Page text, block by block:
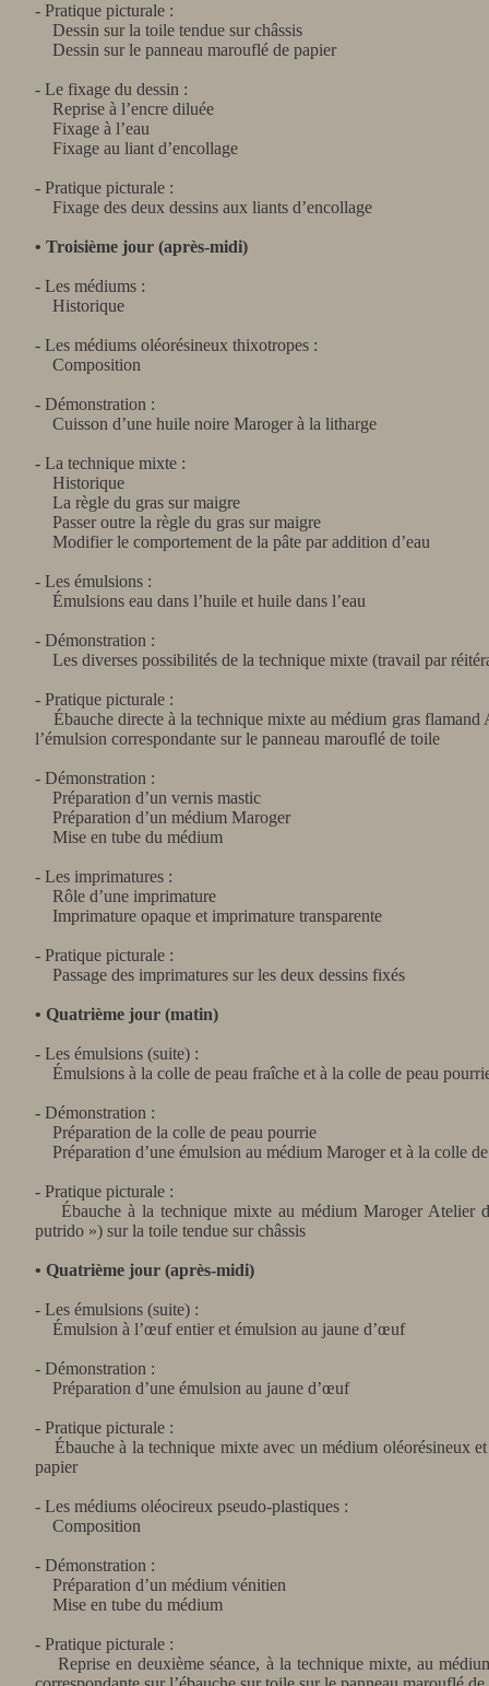
- Pratique picturale :
Dessin sur la toile tendue sur châssis
Dessin sur le panneau marouflé de papier
- Le fixage du dessin :
Reprise à l’encre diluée
Fixage à l’eau
Fixage au liant d’encollage
- Pratique picturale :
Fixage des deux dessins aux liants d’encollage
• Troisième jour (après-midi)
- Les médiums :
Historique
- Les médiums oléorésineux thixotropes :
Composition
- Démonstration :
Cuisson d’une huile noire Maroger à la litharge
- La technique mixte :
Historique
La règle du gras sur maigre
Passer outre la règle du gras sur maigre
Modifier le comportement de la pâte par addition d’eau
- Les émulsions :
Émulsions eau dans l’huile et huile dans l’eau
- Démonstration :
Les diverses possibilités de la technique mixte (travail par
- Pratique picturale :
Ébauche directe à la technique mixte au médium gras flamand
l’émulsion correspondante sur le panneau marouflé de toile
- Démonstration :
Préparation d’un vernis mastic
Préparation d’un médium Maroger
Mise en tube du médium
- Les imprimatures :
Rôle d’une imprimature
Imprimature opaque et imprimature transparente
- Pratique picturale :
Passage des imprimatures sur les deux dessins fixés
• Quatrième jour (matin)
- Les émulsions (suite) :
Émulsions à la colle de peau fraîche et à la colle de peau
- Démonstration :
Préparation de la colle de peau pourrie
Préparation d’une émulsion au médium Maroger et à la colle
- Pratique picturale :
Ébauche à la technique mixte au médium Maroger Atelier
putrido ») sur la toile tendue sur châssis
• Quatrième jour (après-midi)
- Les émulsions (suite) :
Émulsion à l’œuf entier et émulsion au jaune d’œuf
- Démonstration :
Préparation d’une émulsion au jaune d’œuf
- Pratique picturale :
Ébauche à la technique mixte avec un médium oléorésineux
papier
- Les médiums oléocireux pseudo-plastiques :
Composition
- Démonstration :
Préparation d’un médium vénitien
Mise en tube du médium
- Pratique picturale :
Reprise en deuxième séance, à la technique mixte, au